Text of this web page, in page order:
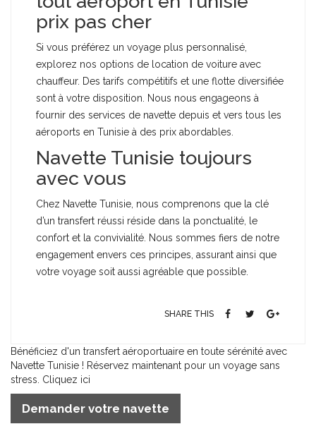
prix pas cher
Si vous préférez un voyage plus personnalisé,
explorez nos options de location de voiture avec
chauffeur. Des tarifs compétitifs et une flotte diversifiée
sont à votre disposition. Nous nous engageons à
fournir des services de navette depuis et vers tous les
aéroports en Tunisie à des prix abordables.
Navette Tunisie toujours
avec vous
Chez Navette Tunisie, nous comprenons que la clé
d’un transfert réussi réside dans la ponctualité, le
confort et la convivialité. Nous sommes fiers de notre
engagement envers ces principes, assurant ainsi que
votre voyage soit aussi agréable que possible.
SHARE THIS
Bénéficiez d'un transfert aéroportuaire en toute sérénité avec
Navette Tunisie ! Réservez maintenant pour un voyage sans
stress. Cliquez ici
Demander votre navette